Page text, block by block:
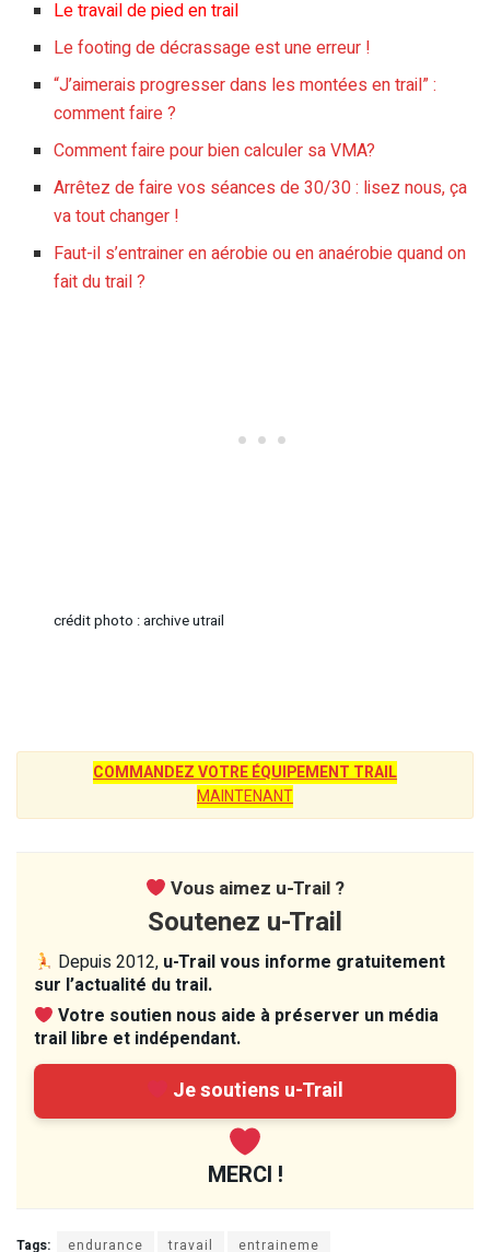
Le travail de pied en trail
Le footing de décrassage est une erreur !
“J’aimerais progresser dans les montées en trail” :
comment faire ?
Comment faire pour bien calculer sa VMA?
Arrêtez de faire vos séances de 30/30 : lisez nous, ça
va tout changer !
Faut-il s’entrainer en aérobie ou en anaérobie quand on
fait du trail ?
crédit photo : archive utrail
COMMANDEZ VOTRE ÉQUIPEMENT TRAIL
MAINTENANT
Vous aimez u-Trail ?
Soutenez u-Trail
Depuis 2012, u-Trail vous informe gratuitement
sur l’actualité du trail.
Votre soutien nous aide à préserver un média
trail libre et indépendant.
Je soutiens u-Trail
MERCI !
Tags: endurance travail
entraineme